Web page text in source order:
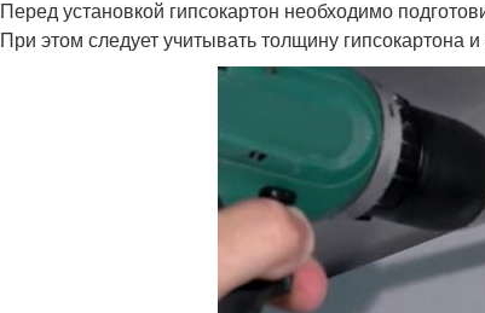
Перед установкой гипсокартон необходимо
При этом следует учитывать толщину гипсокартона